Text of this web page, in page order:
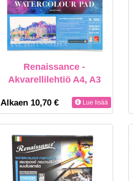
Renaissance -
Akvarellilehtiö A4, A3
Alkaen 10,70 € Lue lisää